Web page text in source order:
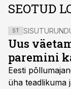
SEOTUD
ST
Uus
paremini
Eesti
üha teadlikuma